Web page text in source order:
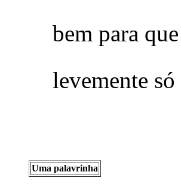
bem para
levemente
Uma palavrinha